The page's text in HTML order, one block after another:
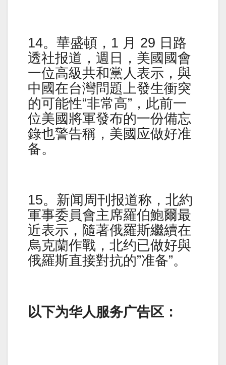
14。華盛頓，1 月 29 日路
透社报道，週日，美國國會
一位高級共和黨人表示，與
中國在台灣問題上發生衝突
的可能性“非常高”，此前一
位美國將軍發布的一份備忘
錄也警告稱，美國应做好准
备。
15。新闻周刊报道称，北約
軍事委員會主席羅伯鮑爾最
近表示，隨著俄羅斯繼續在
烏克蘭作戰，北约已做好與
俄羅斯直接對抗的”准备”。
以下为华人服务广告区：